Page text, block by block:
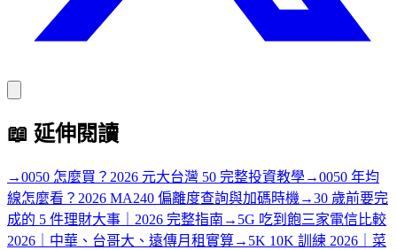
📖 延伸閱讀
→0050 怎麼買？2026 元大台灣 50 完整投資教學→0050 年均
線怎麼看？2026 MA240 偏離度查詢與加碼時機 →30 歲前要完
成的 5 件理財大事｜2026 完整指南 → 5G 吃到飽三家電信比較
2026｜中華、台哥大、遠傳月租實算→ 5K 10K 訓練 2026｜菜